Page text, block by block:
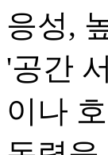
응성,
'공간
이나